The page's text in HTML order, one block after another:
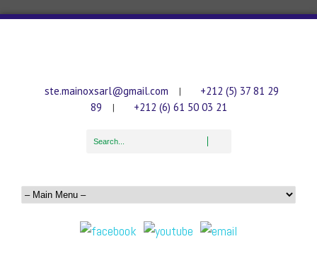
ste.mainoxsarl@gmail.com |
+212 (5) 37 81 29
89
| +212 (6) 61 50 03 21